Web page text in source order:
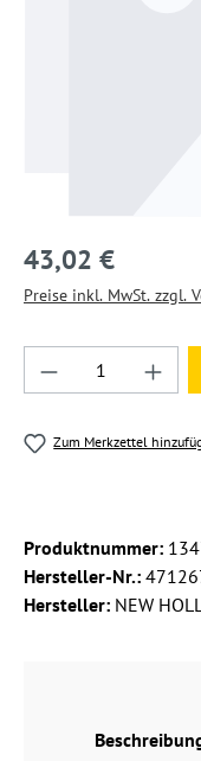
43,02 €
Preise inkl. MwSt. zzgl.
Produkt
Zum Merkzettel
Produktnummer:
Hersteller-Nr.:
Hersteller: NEW